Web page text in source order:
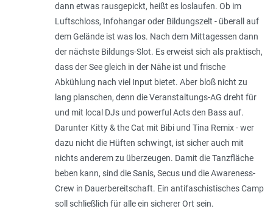
dann etwas rausgepickt, heißt es loslaufen. Ob im
Luftschloss, Infohangar oder Bildungszelt - überall auf
dem Gelände ist was los. Nach dem Mittagessen dann
der nächste Bildungs-Slot. Es erweist sich als praktisch,
dass der See gleich in der Nähe ist und frische
Abkühlung nach viel Input bietet. Aber bloß nicht zu
lang planschen, denn die Veranstaltungs-AG dreht für
und mit local DJs und powerful Acts den Bass auf.
Darunter Kitty & the Cat mit Bibi und Tina Remix - wer
dazu nicht die Hüften schwingt, ist sicher auch mit
nichts anderem zu überzeugen. Damit die Tanzfläche
beben kann, sind die Sanis, Secus und die Awareness-
Crew in Dauerbereitschaft. Ein antifaschistisches Camp
soll schließlich für alle ein sicherer Ort sein.